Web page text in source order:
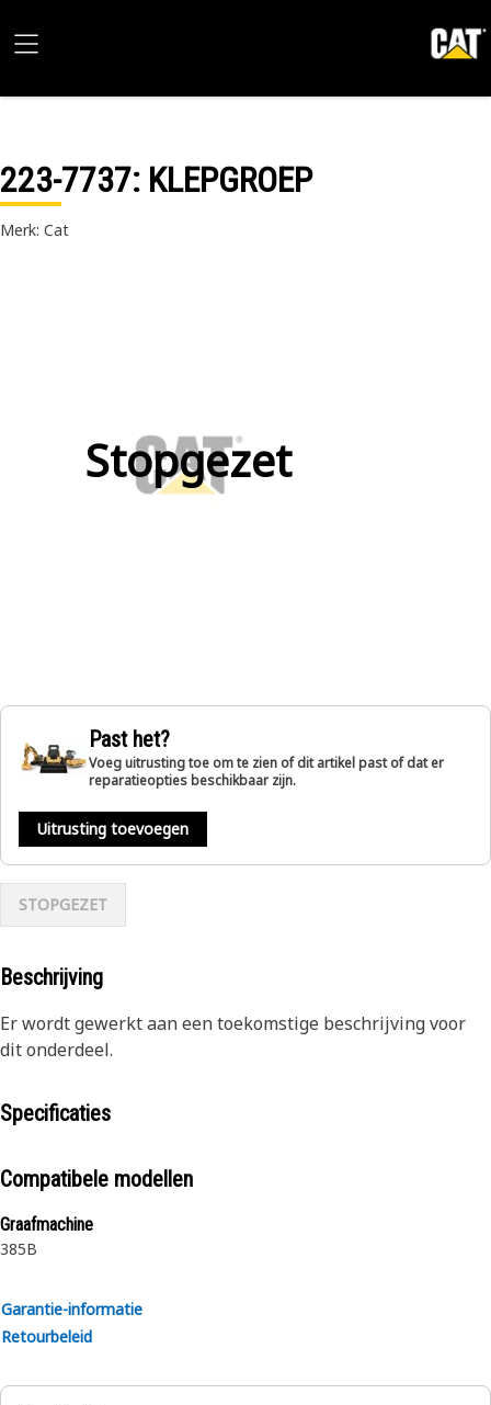
223-7737: KLEPGROEP
Merk: Cat
Stopgezet
Past het?
Voeg uitrusting toe om te zien of dit artikel past of dat er
reparatieopties beschikbaar zijn.
Uitrusting toevoegen
STOPGEZET
Beschrijving
Er wordt gewerkt aan een toekomstige beschrijving voor
dit onderdeel.
Specificaties
Compatibele modellen
Graafmachine
385B
Garantie-informatie
Retourbeleid